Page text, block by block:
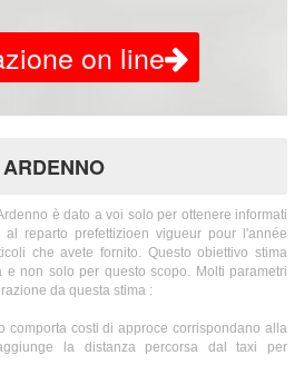
on line
è dato a voi solo per ottenere informati
reparto prefettizioen vigueur pour l'année
che avete fornito. Questo obiettivo stima
non solo per questo scopo. Molti parametri
da questa stima :
comporta costi di approce corrispondano alla
la distanza percorsa dal taxi per